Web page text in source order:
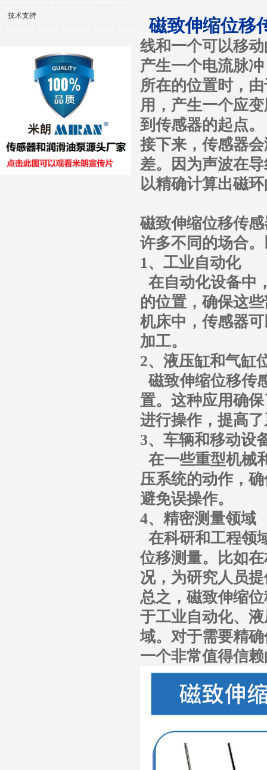
技术支持
磁致伸缩位移
线和一个可以移
产生一个电流脉
所在的位置时，
用，产生一个应
到传感器的起点。
接下来，传感器
差。因为声波在
以精确计算出磁
磁致伸缩位移传
许多不同的场合
1、工业自动化
在自动化设备中
的位置，确保这
机床中，传感器
加工。
2、液压缸和气缸
磁致伸缩位移传
置。这种应用确
进行操作，提高
3、车辆和移动设
在一些重型机械
压系统的动作，
避免误操作。
4、精密测量领域
在科研和工程领
位移测量。比如
况，为研究人员
总之，磁致伸缩
于工业自动化、
域。对于需要精
一个非常值得信